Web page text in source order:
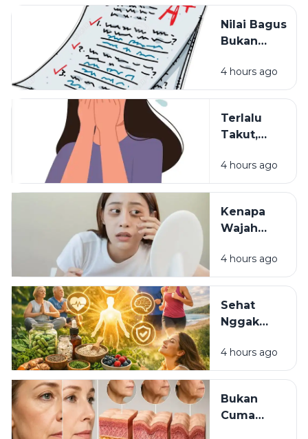
Nilai Bagus
Bukan
Hal yang
Sering
dalam
Pendidikan
4 hours ago
Terlalu
Takut,
Waspada:
Mungkinkah
Luka Masa
Lalu?
4 hours ago
Kenapa
Wajah
Lelah
Meski
Pakai
Skincare
4 hours ago
Sehat
Nggak
Mahal:
Kebiasaan
yang Bisa
Dimulai
4 hours ago
Bukan
Cuma